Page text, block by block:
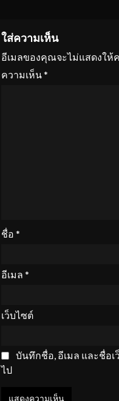
ใส่ความเห็น
อีเมลของคุณจะไม่แสดงให้
ความเห็น*
ชื่อ *
อีเมล *
เว็บไซต์
บันทึกชื่อ, อีเมล และชื่อ
ไป